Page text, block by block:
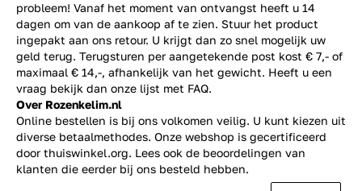
probleem! Vanaf het moment van ontvangst heeft u 14
dagen om van de aankoop af te zien. Stuur het product
ingepakt aan ons retour. U krijgt dan zo snel mogelijk uw
geld terug. Terugsturen per aangetekende post kost € 7,- of
maximaal € 14,-, afhankelijk van het gewicht. Heeft u een
vraag bekijk dan onze lijst met FAQ.
Over Rozenkelim.nl
Online bestellen is bij ons volkomen veilig. U kunt kiezen uit
diverse betaalmethodes. Onze webshop is gecertificeerd
door thuiswinkel.org. Lees ook de beoordelingen van
klanten die eerder bij ons besteld hebben.